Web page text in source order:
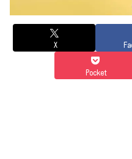
X
Pocket